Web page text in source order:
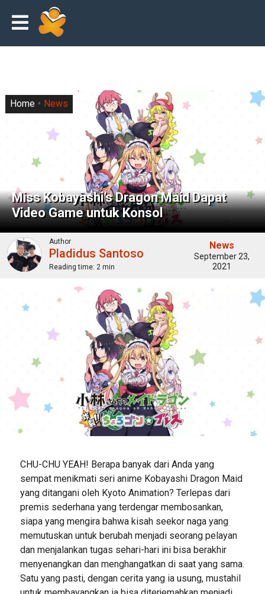
Miss Kobayashi’s Dragon Maid Dapat
Video Game untuk Konsol
Home News
Author
Pladidus Santoso
Reading time: 2 min
News
September 23,
2021
CHU-CHU YEAH! Berapa banyak dari Anda yang
sempat menikmati seri anime Kobayashi Dragon Maid
yang ditangani oleh Kyoto Animation? Terlepas dari
premis sederhana yang terdengar membosankan,
siapa yang mengira bahwa kisah seekor naga yang
memutuskan untuk berubah menjadi seorang pelayan
dan menjalankan tugas sehari-hari ini bisa berakhir
menyenangkan dan menghangatkan di saat yang sama.
Satu yang pasti, dengan cerita yang ia usung, mustahil